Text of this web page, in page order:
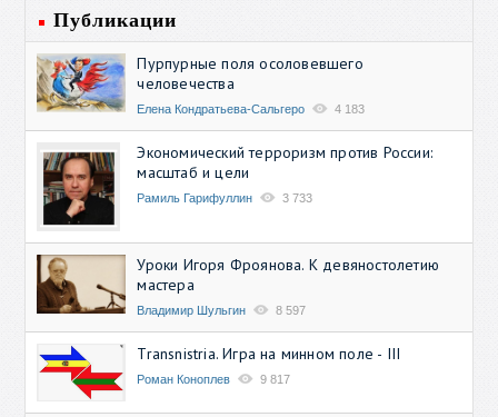
Публикации
Пурпурные поля осоловевшего
человечества
Елена Кондратьева-Сальгеро 4 183
Экономический терроризм против России:
масштаб и цели
Рамиль Гарифуллин 3 733
Уроки Игоря Фроянова. К девяностолетию
мастера
Владимир Шульгин 8 597
Transnistria. Игра на минном поле - III
Роман Коноплев 9 817